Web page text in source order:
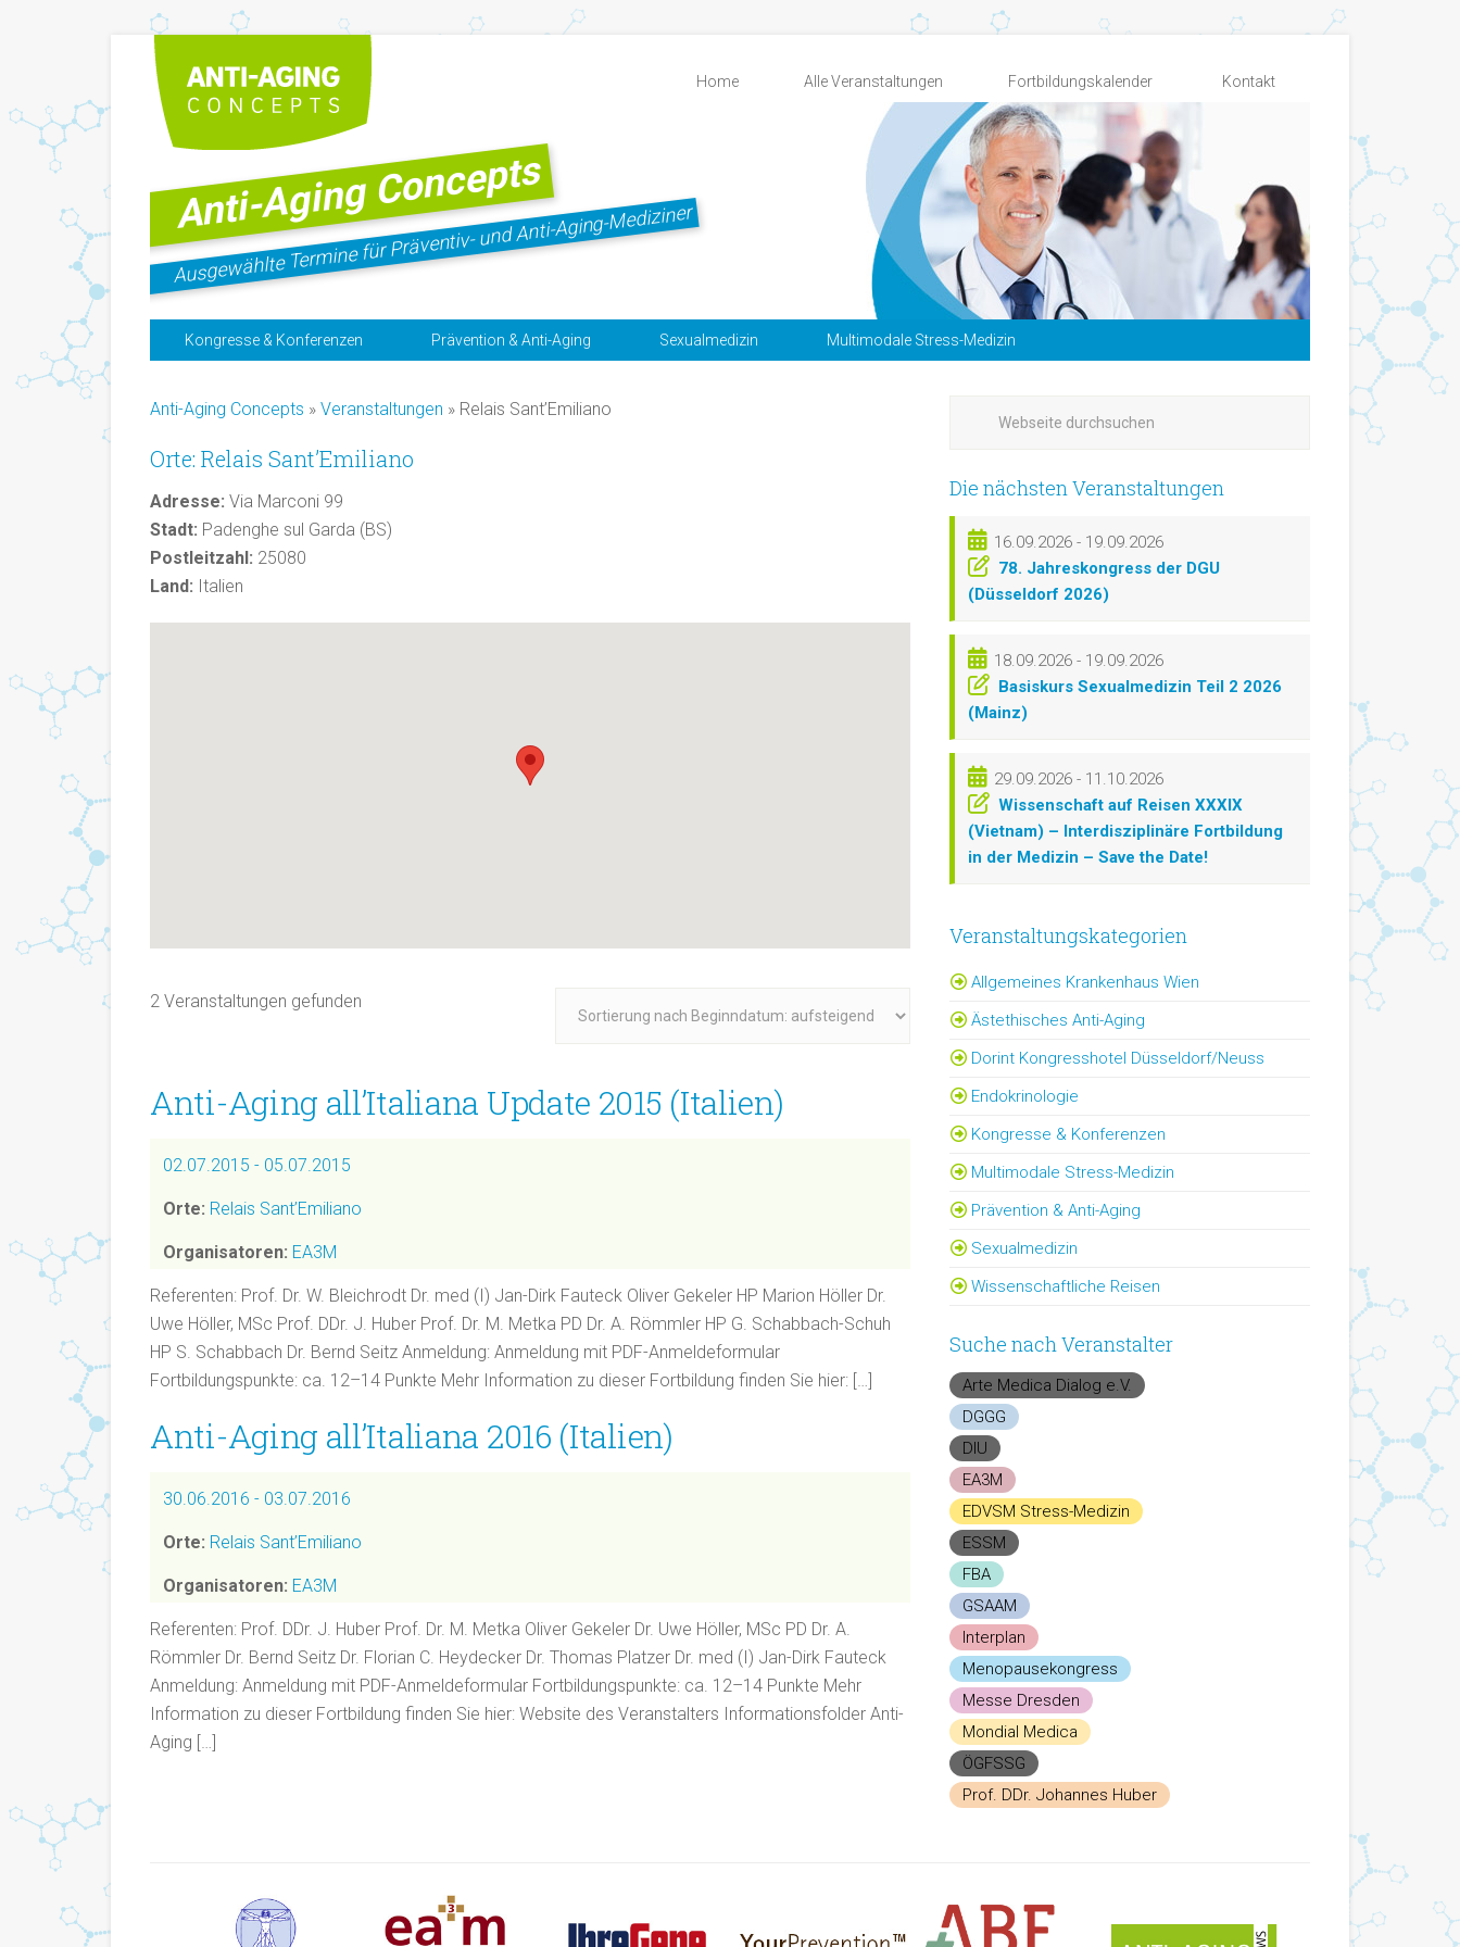
Kontakt
Fortbildungskalender
Alle Veranstaltungen
Home
Anti-Aging Concepts
Ausgewählte Termine für Präventiv- und Anti-Aging-Mediziner
Kongresse & Konferenzen Prävention & Anti-Aging Sexualmedizin Multimodale Stress-Medizin
Anti-Aging Concepts » Veranstaltungen » Relais Sant’Emiliano
Orte: Relais Sant’Emiliano
Adresse: Via Marconi 99
Stadt: Padenghe sul Garda (BS)
Postleitzahl: 25080
Land: Italien
2 Veranstaltungen gefunden
Anti-Aging all’Italiana Update 2015 (Italien)
02.07.2015 - 05.07.2015
Orte: Relais Sant’Emiliano
Organisatoren: EA3M
Referenten: Prof. Dr. W. Bleichrodt Dr. med (I) Jan-Dirk Fauteck Oliver Gekeler HP Marion Höller Dr.
Uwe Höller, MSc Prof. DDr. J. Huber Prof. Dr. M. Metka PD Dr. A. Römmler HP G. Schabbach-Schuh
HP S. Schabbach Dr. Bernd Seitz Anmeldung: Anmeldung mit PDF-Anmeldeformular
Fortbildungspunkte: ca. 12–14 Punkte Mehr Information zu dieser Fortbildung finden Sie hier: […]
Anti-Aging all’Italiana 2016 (Italien)
30.06.2016 - 03.07.2016
Orte: Relais Sant’Emiliano
Organisatoren: EA3M
Referenten: Prof. DDr. J. Huber Prof. Dr. M. Metka Oliver Gekeler Dr. Uwe Höller, MSc PD Dr. A.
Römmler Dr. Bernd Seitz Dr. Florian C. Heydecker Dr. Thomas Platzer Dr. med (I) Jan-Dirk Fauteck
Anmeldung: Anmeldung mit PDF-Anmeldeformular Fortbildungspunkte: ca. 12–14 Punkte Mehr
Information zu dieser Fortbildung finden Sie hier: Website des Veranstalters Informationsfolder Anti-
Aging […]
Die nächsten Veranstaltungen
16.09.2026 - 19.09.2026
78. Jahreskongress der DGU
(Düsseldorf 2026)
18.09.2026 - 19.09.2026
Basiskurs Sexualmedizin Teil 2 2026
(Mainz)
29.09.2026 - 11.10.2026
Wissenschaft auf Reisen XXXIX
(Vietnam) – Interdisziplinäre Fortbildung
in der Medizin – Save the Date!
Veranstaltungskategorien
Allgemeines Krankenhaus Wien
Ästethisches Anti-Aging
Dorint Kongresshotel Düsseldorf/Neuss
Endokrinologie
Kongresse & Konferenzen
Multimodale Stress-Medizin
Prävention & Anti-Aging
Sexualmedizin
Wissenschaftliche Reisen
Suche nach Veranstalter
Arte Medica Dialog e.V.
DGGG
DIU
EA3M
EDVSM Stress-Medizin
ESSM
FBA
GSAAM
Interplan
Menopausekongress
Messe Dresden
Mondial Medica
ÖGFSSG
Prof. DDr. Johannes Huber